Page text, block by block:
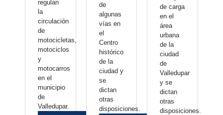
regulan
la
circulación
de
motocicletas,
motociclos
y
motocarros
en el
municipio
de
Valledupar.
de
algunas
vías en
el
Centro
histórico
de la
ciudad y
se
dictan
otras
disposiciones.
de carga
en el
área
urbana
de la
ciudad
de
Valledupar
y se
dictan
otras
disposiciones.